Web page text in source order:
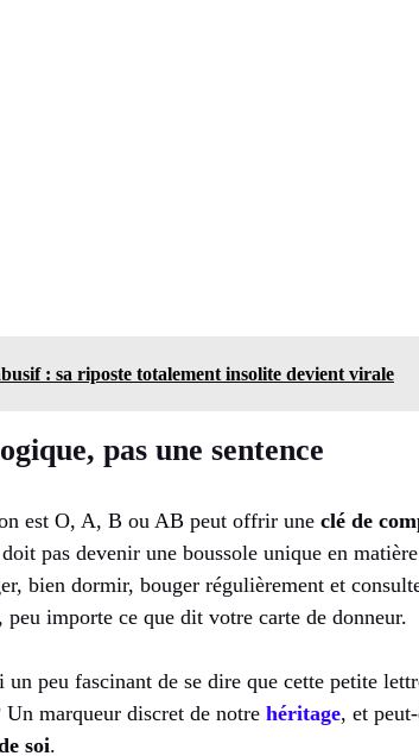
: sa riposte totalement insolite devient virale
pas une sentence
est O, A, B ou AB peut offrir une clé de
pas devenir une boussole unique en
bien dormir, bouger régulièrement et
peu importe ce que dit votre carte de donneur.
un peu fascinant de se dire que cette petite
marqueur discret de notre héritage, et
soi.